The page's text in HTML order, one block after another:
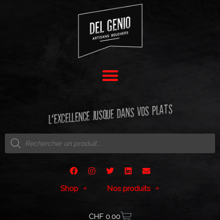
L'EXCELLENCE JUSQUE DANS VOS PLATS
Shop Nos produits
CHF0.00